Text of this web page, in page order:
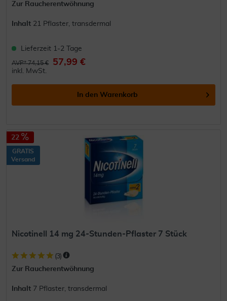
Zur Raucherentwöhnung
Inhalt 21 Pflaster, transdermal
Lieferzeit 1-2 Tage
AVP* 74,15 € 57,99 €
inkl. MwSt.
In den Warenkorb
22
GRATIS
Versand
Nicotinell 14 mg 24-Stunden-Pflaster 7 Stück
(3)
Zur Raucherentwöhnung
Inhalt 7 Pflaster, transdermal